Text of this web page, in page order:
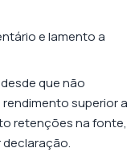
e lamento a
que não
superior a
retenções na fonte,